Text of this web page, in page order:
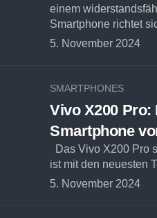
einem
Smartphone richtet
5. November 2024
SMARTPHONES
Vivo X200 Pro:
Smartphone
Das Vivo X200 Pro
ist mit den neuesten
5. November 2024